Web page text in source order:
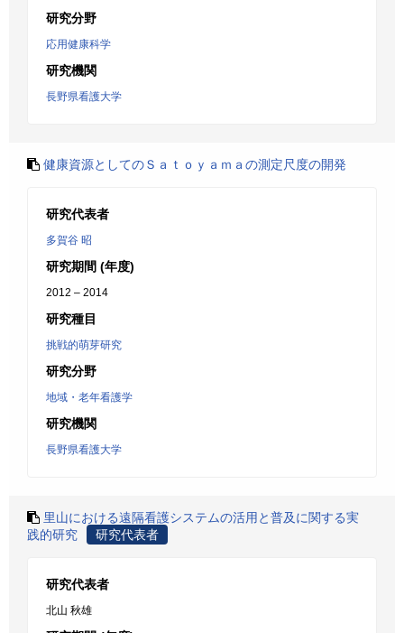
研究分野
応用健康科学
研究機関
長野県看護大学
健康資源としてのＳａｔｏｙａｍａの測定尺度の開発
研究代表者
多賀谷 昭
研究期間 (年度)
2012 – 2014
研究種目
挑戦的萌芽研究
研究分野
地域・老年看護学
研究機関
長野県看護大学
里山における遠隔看護システムの活用と普及に関する実
践的研究
研究代表者
研究代表者
北山 秋雄